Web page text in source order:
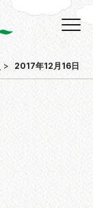
2017年12月16日